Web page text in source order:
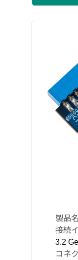
製品
接続
3.2
コネ